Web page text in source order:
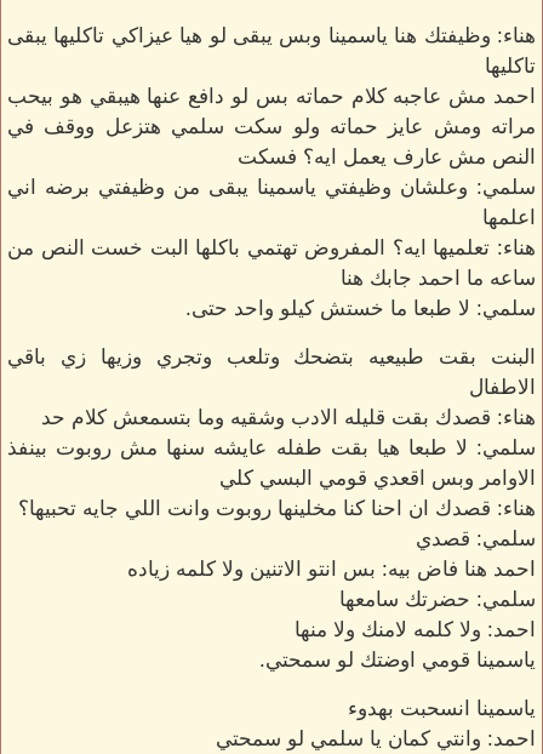
هناء: وظيفتك هنا ياسمينا وبس يبقى لو هيا عيزاكي تاكليها يبقى
تاكليها
احمد مش عاجبه كلام حماته بس لو دافع عنها هيبقي هو بيحب
مراته ومش عايز حماته ولو سكت سلمي هتزعل ووقف في
النص مش عارف يعمل ايه؟ فسكت
سلمي: وعلشان وظيفتي ياسمينا يبقى من وظيفتي برضه اني
اعلمها
هناء: تعلميها ايه؟ المفروض تهتمي باكلها البت خست النص من
ساعه ما احمد جابك هنا
سلمي: لا طبعا ما خستش كيلو واحد حتى.
البنت بقت طبيعيه بتضحك وتلعب وتجري وزيها زي باقي
الاطفال
هناء: قصدك بقت قليله الادب وشقيه وما بتسمعش كلام حد
سلمي: لا طبعا هيا بقت طفله عايشه سنها مش روبوت بينفذ
الاوامر وبس اقعدي قومي البسي كلي
هناء: قصدك ان احنا كنا مخلينها روبوت وانت اللي جايه تحبيها؟
سلمي: قصدي
احمد هنا فاض بيه: بس انتو الاتنين ولا كلمه زياده
سلمي: حضرتك سامعها
احمد: ولا كلمه لامنك ولا منها
ياسمينا قومي اوضتك لو سمحتي.
ياسمينا انسحبت بهدوء
احمد: وانتي كمان يا سلمي لو سمحتي